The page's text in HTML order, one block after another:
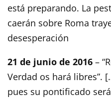
está preparando. La
caerán sobre Roma
desesperación
21 de junio de 2016 –
Verdad os hará libres”.
pues su pontificado